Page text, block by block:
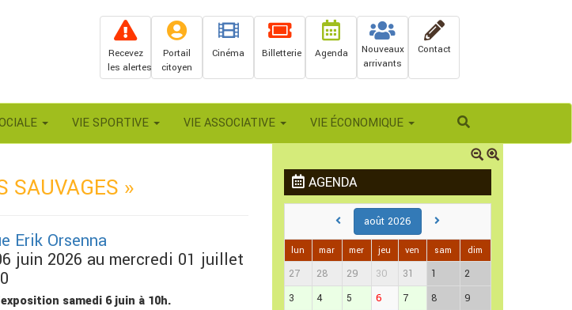
Contact
Nouveaux
arrivants
Agenda
Billetterie
Cinéma
Portail
citoyen
Recevez
les alertes
Rechercher
VIE SPORTIVE VIE ASSOCIATIVE VIE ÉCONOMIQUE
SAUVAGES »
Erik Orsenna
juin 2026 au mercredi 01 juillet
samedi 6 juin à 10h.
AGENDA
août 2026
lun mar mer jeu ven sam dim
27 28 29 30 31 1
2
3
4 5 6 7 8
9